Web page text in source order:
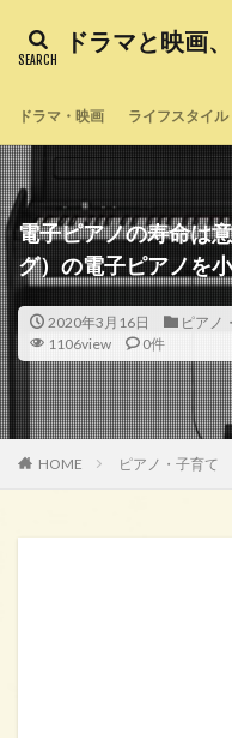
ドラマと映画
ドラマ・映画 ライフスタイル
電子ピアノの寿命は
グ）の電子ピアノを
2020年3月16日 ピアノ
1106view
0件
HOME ピアノ・子育て